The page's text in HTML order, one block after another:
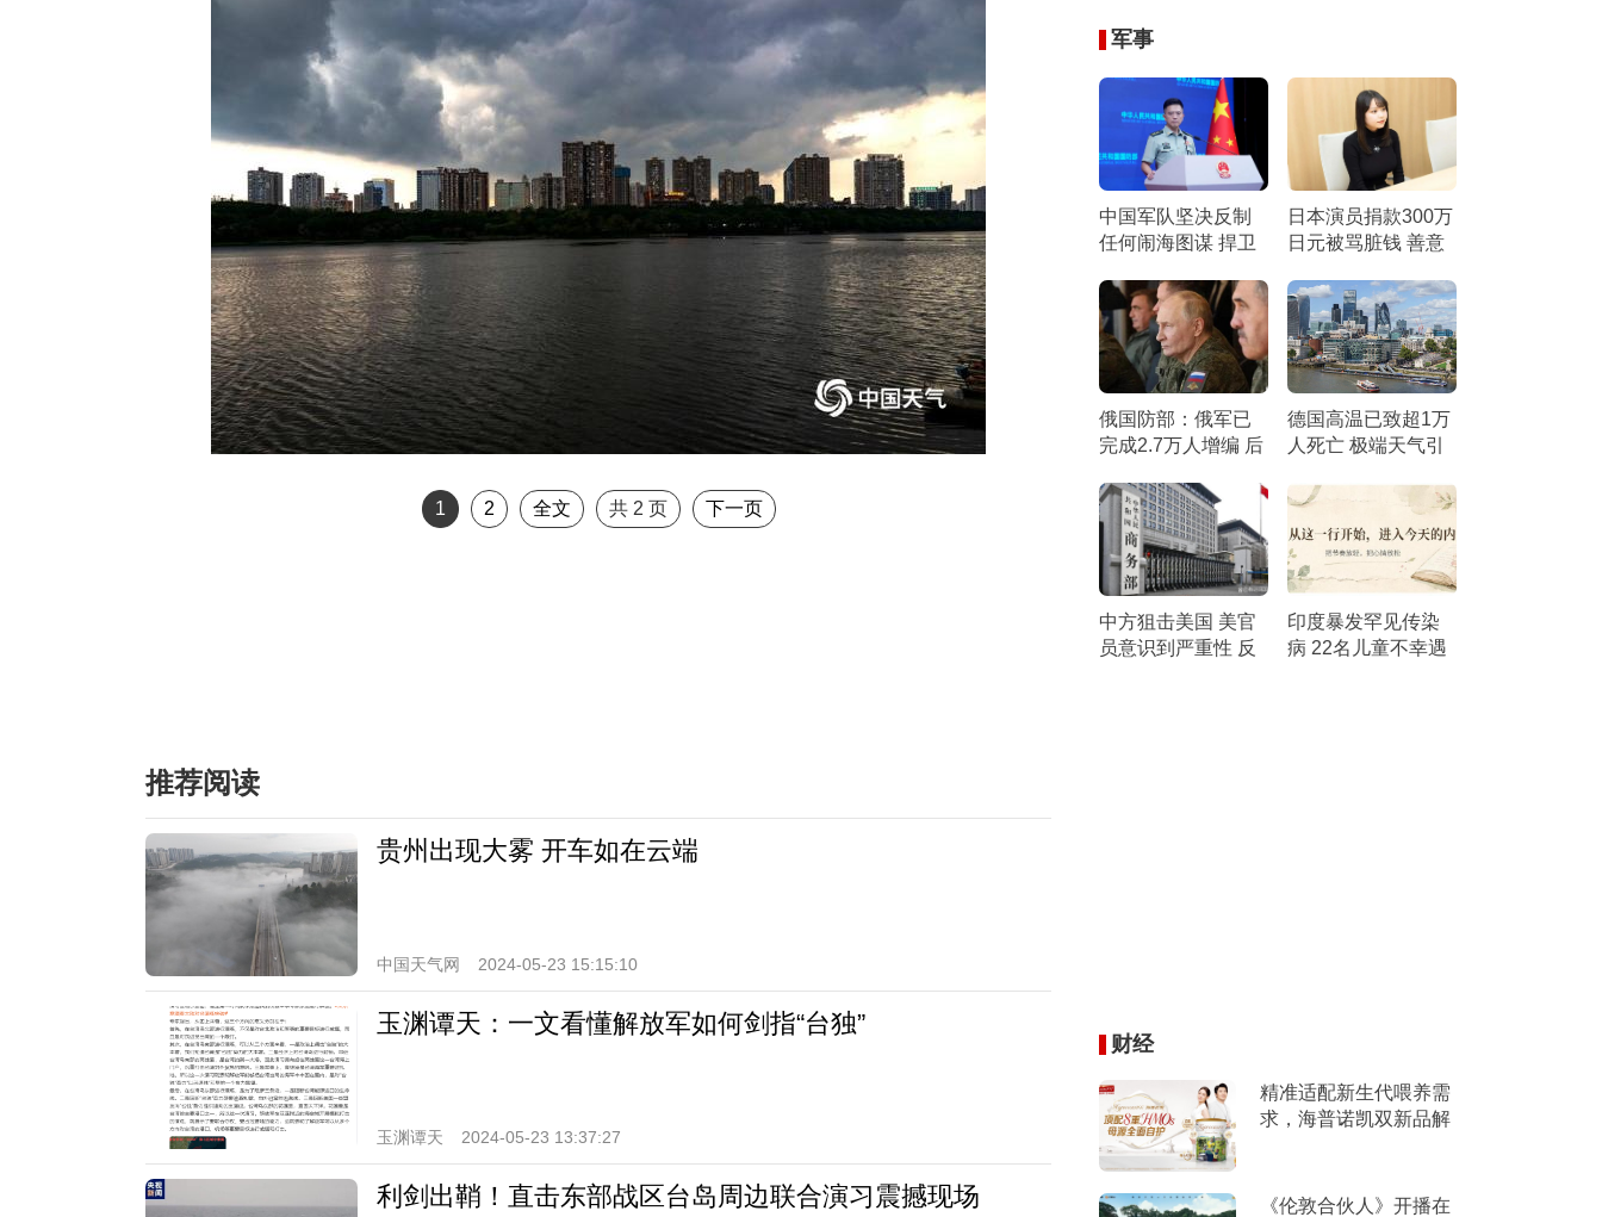
1 2 全文 共2 页 下一页
推荐阅读
贵州出现大雾 开车如在云端
中国天气网 2024-05-23 15:15:10
玉渊谭天：一文看懂解放军如何剑指“台独”
玉渊谭天 2024-05-23 13:37:27
利剑出鞘！直击东部战区台岛周边联合演习震撼现场
军事
中国军队坚决反制
任何闹海图谋 捍卫
日本演员捐款300万
日元被骂脏钱 善意
俄国防部：俄军已
完成2.7万人增编 后
德国高温已致超1万
人死亡 极端天气引
中方狙击美国 美官
员意识到严重性 反
印度暴发罕见传染
病 22名儿童不幸遇
财经
精准适配新生代喂养需
求，海普诺凯双新品解
《伦敦合伙人》开播在